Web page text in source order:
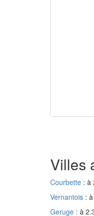
Villes
Courbette : à
Vernantois :
Geruge : à